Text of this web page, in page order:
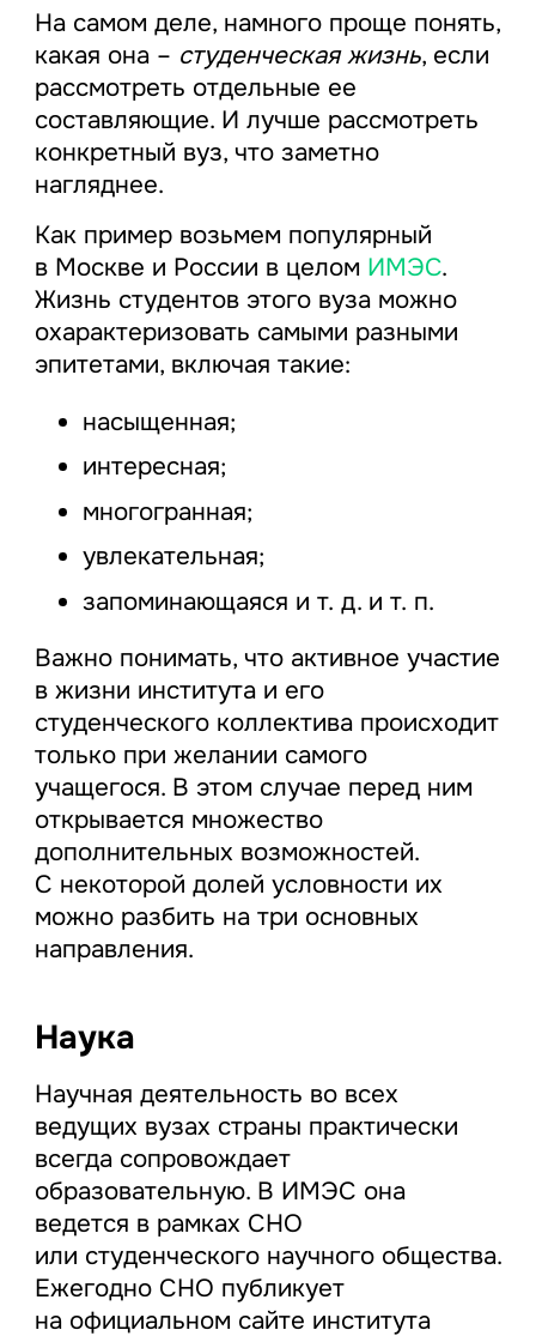
На самом деле, намного проще понять,
какая она – студенческая жизнь, если
рассмотреть отдельные ее
составляющие. И лучше рассмотреть
конкретный вуз, что заметно
нагляднее.
Как пример возьмем популярный
в Москве и России в целом ИМЭС.
Жизнь студентов этого вуза можно
охарактеризовать самыми разными
эпитетами, включая такие:
насыщенная;
интересная;
многогранная;
увлекательная;
запоминающаяся и т. д. и т. п.
Важно понимать, что активное участие
в жизни института и его
студенческого коллектива происходит
только при желании самого
учащегося. В этом случае перед ним
открывается множество
дополнительных возможностей.
С некоторой долей условности их
можно разбить на три основных
направления.
Наука
Научная деятельность во всех
ведущих вузах страны практически
всегда сопровождает
образовательную. В ИМЭС она
ведется в рамках СНО
или студенческого научного общества.
Ежегодно СНО публикует
на официальном сайте института